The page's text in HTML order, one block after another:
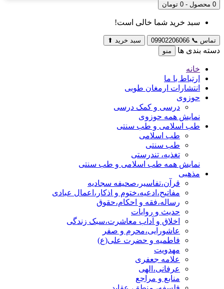
0 محصول - 0 تومان
سبد خرید شما خالی است!
تماس 📞
09902206066 سبد خرید ⬆
دسته بندی ها منو
خانه
ارتباط با ما
انتشارات ارمغان طوبی
حوزوی
درسی و کمک درسی
نمایش همه حوزوی
طب اسلامی و طب سنتی
طب اسلامی
طب سنتی
تغذیه، تندرستی
نمایش همه طب اسلامی و طب سنتی
مذهبی
قرآن،تفاسیر،صحیفه سجادیه
مفاتیح،ادعیه،ختوم و اذکار،اعمال عبادی
رساله،فقه و احکام،حقوق
حدیث و روایات
اخلاق و آداب معاشرت،سبک زندگی
عاشورایی،محرم و صفر
فاطمیه و حضرت علی(ع)
مهدویت
علامه جعفری
عرفانی،الهی
منابع و مراجع